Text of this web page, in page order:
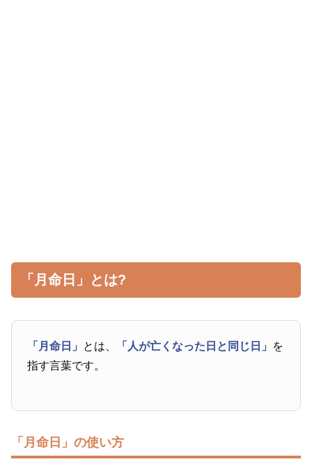
「月命日」とは?
「月命日」 とは、 「人が亡くなった日と同じ日」 を
指す言葉です。
「月命日」の使い方